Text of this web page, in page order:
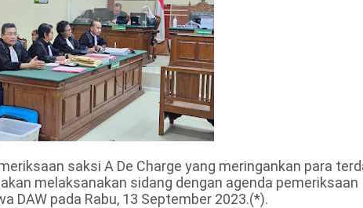
saksi A De Charge yang meringankan para
melaksanakan sidang dengan agenda pemeriksaan
DAW pada Rabu, 13 September 2023.(*).